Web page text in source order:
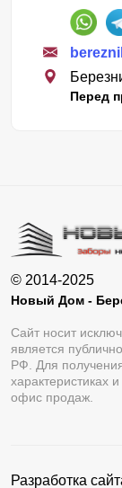
Перед
© 2014-2025
Новый Дом -
Сайт носит
является
РФ. Для
характеристиках
офис продаж.
Разработка